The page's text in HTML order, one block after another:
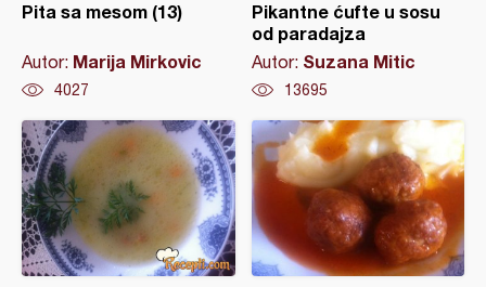
Pita sa mesom (13)
Autor: Marija Mirkovic
4027
Pikantne ćufte u sosu
od paradajza
Autor: Suzana Mitic
13695